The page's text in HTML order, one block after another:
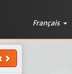
Français